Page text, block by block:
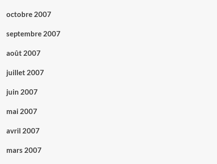
octobre 2007
septembre 2007
août 2007
juillet 2007
juin 2007
mai 2007
avril 2007
mars 2007